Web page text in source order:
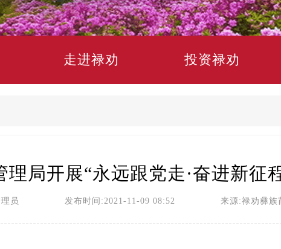
走进禄劝 投资禄劝
理局开展“永远跟党走·奋进新征
管理员 发布时间:2021-11-09 08:52 来源:禄劝彝族苗